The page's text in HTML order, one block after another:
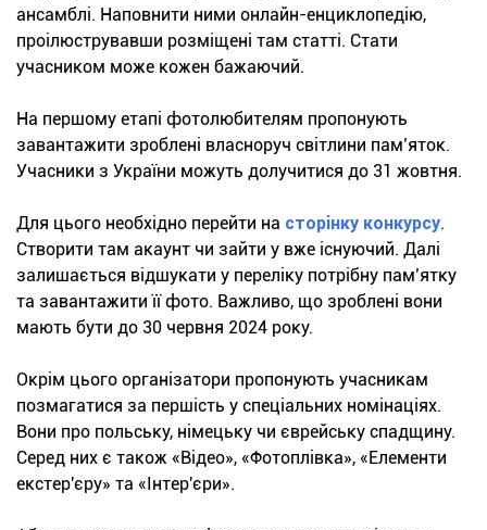
ансамблі. Наповнити ними онлайн-енциклопедію,
проілюструвавши розміщені там статті. Стати
учасником може кожен бажаючий.
На першому етапі фотолюбителям пропонують
завантажити зроблені власноруч світлини пам’яток.
Учасники з України можуть долучитися до 31 жовтня.
Для цього необхідно перейти на сторінку конкурсу.
Створити там акаунт чи зайти у вже існуючий. Далі
залишається відшукати у переліку потрібну пам’ятку
та завантажити її фото. Важливо, що зроблені вони
мають бути до 30 червня 2024 року.
Окрім цього організатори пропонують учасникам
позмагатися за першість у спеціальних номінаціях.
Вони про польську, німецьку чи єврейську спадщину.
Серед них є також «Відео», «Фотоплівка», «Елементи
екстер'єру» та «Інтер'єри».